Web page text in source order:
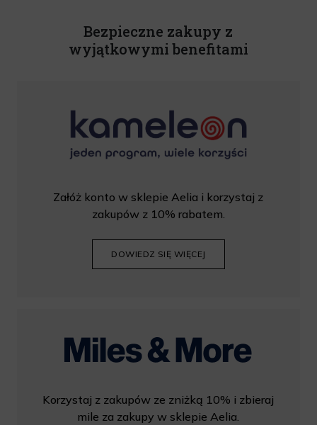
Bezpieczne zakupy z
wyjątkowymi benefitami
Załóż konto w sklepie Aelia i korzystaj z
zakupów z 10% rabatem.
DOWIEDZ SIĘ WIĘCEJ
Korzystaj z zakupów ze zniżką 10% i zbieraj
mile za zakupy w sklepie Aelia.